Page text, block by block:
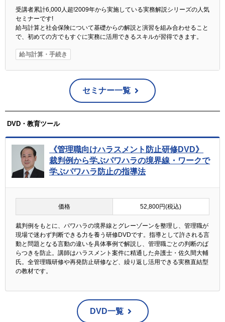
受講者累計6,000人超!2009年から実施している実務解説シリーズの人気
セミナーです!
給与計算と社会保険について基礎からの解説と演習を組み合わせること
で、初めての方でもすぐに実務に活用できるスキルが習得できます。
給与計算・手続き
セミナー一覧
DVD・教育ツール
《管理職向けハラスメント防止研修DVD》
裁判例から学ぶパワハラの境界線・ワークで
学ぶパワハラ防止の指導法
価格 52,800円(税込)
裁判例をもとに、パワハラの境界線とグレーゾーンを整理し、管理職が
現場で迷わず判断できる力を養う研修DVDです。指導として許される言
動と問題となる言動の違いを具体事例で解説し、管理職ごとの判断のば
らつきを防止。講師はハラスメント案件に精通した弁護士・佐久間大輔
氏。全管理職研修や再発防止研修など、繰り返し活用できる実務直結型
の教材です。
DVD一覧